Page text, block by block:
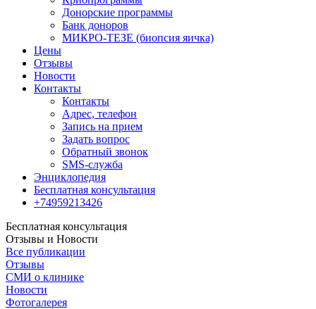
Донорские программы
Банк доноров
МИКРО-ТЕЗЕ (биопсия яичка)
Цены
Отзывы
Новости
Контакты
Контакты
Адрес, телефон
Запись на прием
Задать вопрос
Обратный звонок
SMS-служба
Энциклопедия
Бесплатная консультация
+74959213426
Бесплатная консультация
Отзывы и Новости
Все публикации
Отзывы
СМИ о клинике
Новости
Фотогалерея